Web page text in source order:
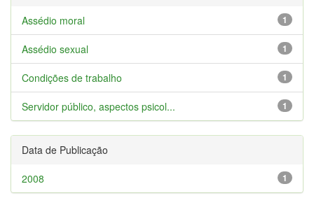
1
Assédio moral
1
Assédio sexual
1
Condições de trabalho
1
Servidor público, aspectos psicol...
Data de Publicação
1
2008